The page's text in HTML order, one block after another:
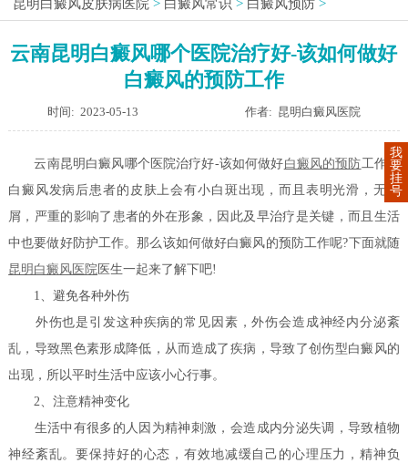
昆明白癜风皮肤病医院 > 白癜风常识 > 白癜风预防 >
云南昆明白癜风哪个医院治疗好-该如何做好
白癜风的预防工作
时间: 2023-05-13 作者: 昆明白癜风医院
云南昆明白癜风哪个医院治疗好-该如何做好白癜风的预防工作？
白癜风发病后患者的皮肤上会有小白斑出现，而且表明光滑，无鳞
屑，严重的影响了患者的外在形象，因此及早治疗是关键，而且生活
中也要做好防护工作。那么该如何做好白癜风的预防工作呢?下面就随
昆明白癜风医院 医生一起来了解下吧!
1、避免各种外伤
外伤也是引发这种疾病的常见因素，外伤会造成神经内分泌紊
乱，导致黑色素形成降低，从而造成了疾病，导致了创伤型白癜风的
出现，所以平时生活中应该小心行事。
2、注意精神变化
生活中有很多的人因为精神刺激，会造成内分泌失调，导致植物
神经紊乱。要保持好的心态，有效地减缓自己的心理压力，精神负
我
要
挂
号